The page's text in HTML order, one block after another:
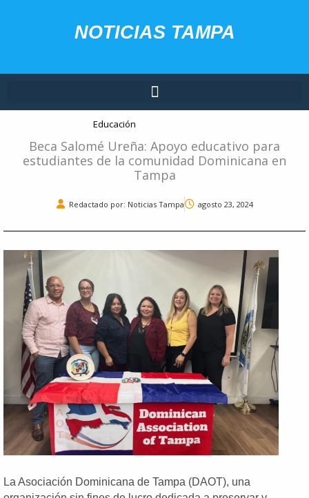
NOTICIAS TAMPA
Educación
Beca Salomé Ureña: Apoyo educativo para
estudiantes de la comunidad Dominicana en
Tampa
Redactado por: Noticias Tampa agosto 23, 2024
La Asociación Dominicana de Tampa (DAOT), una